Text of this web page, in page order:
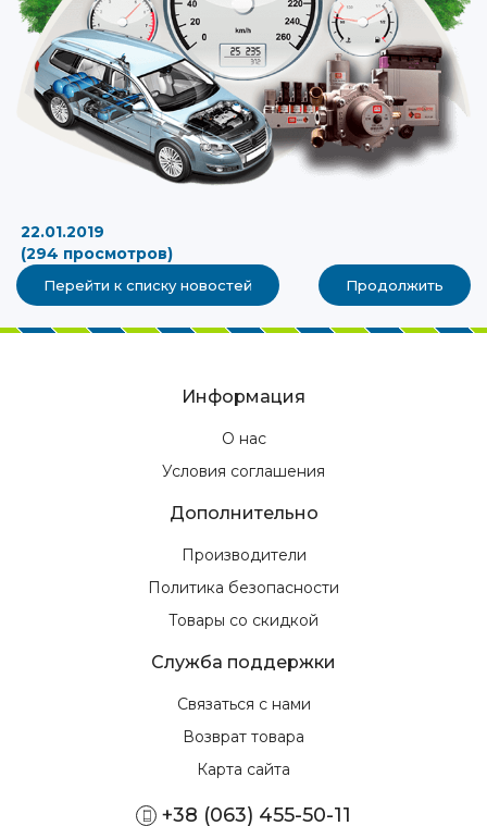
22.01.2019
(294 просмотров)
Перейти к списку новостей Продолжить
Информация
О нас
Условия соглашения
Дополнительно
Производители
Политика безопасности
Товары со скидкой
Служба поддержки
Связаться с нами
Возврат товара
Карта сайта
+38 (063) 455-50-11